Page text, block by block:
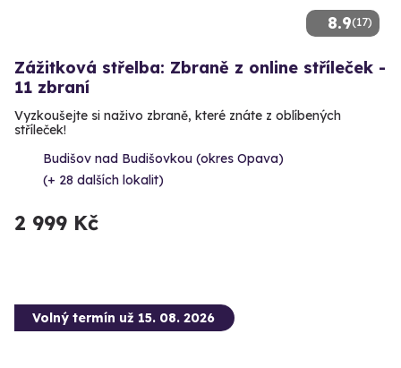
8.9(17)
Zážitková střelba: Zbraně z online stříleček -
11 zbraní
Vyzkoušejte si naživo zbraně, které znáte z oblíbených
stříleček!
Budišov nad Budišovkou (okres Opava)
(+ 28 dalších lokalit)
2 999 Kč
Volný termín už 15. 08. 2026